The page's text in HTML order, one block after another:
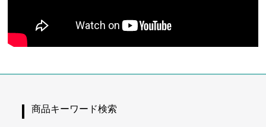
商品キーワード検索